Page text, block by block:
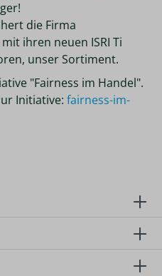
die Firma
mit ihren neuen ISRI Ti
unser Sortiment.
"Fairness im Handel".
Initiative: fairness-im-